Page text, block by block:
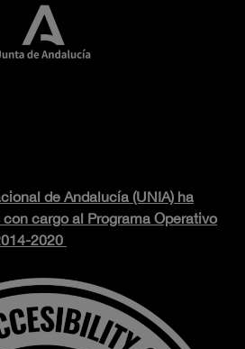
de Andalucía (UNIA) ha
cargo al Programa Operativo
2020